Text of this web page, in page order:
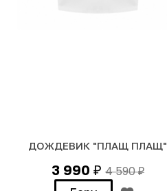
ДОЖДЕВИК "ПЛАЩ ПЛАЩ"
3 990 ₽ 4 590₽